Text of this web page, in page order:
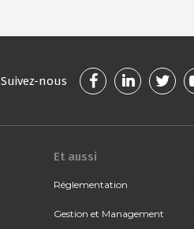
Suivez-nous
Et aussi
Réglementation
Gestion et Management